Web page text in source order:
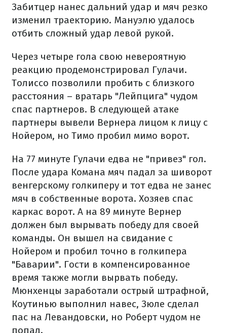
Забитцер нанес дальний удар и мяч резко
изменил траекторию. Мануэлю удалось
отбить сложный удар левой рукой.
Через четыре гола свою невероятную
реакцию продемонстрировал Гулачи.
Толиссо позволили пробить с близкого
расстояния – вратарь "Лейпцига" чудом
спас партнеров. В следующей атаке
партнеры вывели Вернера лицом к лицу с
Нойером, но Тимо пробил мимо ворот.
На 77 минуте Гулачи едва не "привез" гол.
После удара Комана мяч падал за шиворот
венгерскому голкиперу и тот едва не занес
мяч в собственные ворота. Хозяев спас
каркас ворот. А на 89 минуте Вернер
должен был вырывать победу для своей
команды. Он вышел на свидание с
Нойером и пробил точно в голкипера
"Баварии". Гости в компенсированное
время также могли вырвать победу.
Мюнхенцы заработали острый штрафной,
Коутинью выполнил навес, Зюле сделал
пас на Левандовски, но Роберт чудом не
попал.